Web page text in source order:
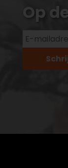
Op